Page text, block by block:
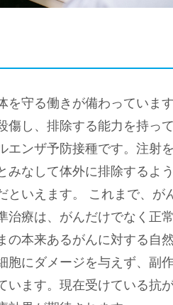
を守る働きが備わっていま
し、排除する能力を持っ
エンザ予防接種です。注射
なして体外に排除するよ
といえます。 これまで、が
治療は、がんだけでなく正
の本来あるがんに対する自
胞にダメージを与えず、副
います。現在受けている抗